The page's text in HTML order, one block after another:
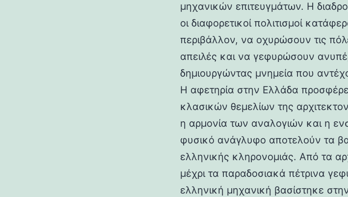
μηχανικών επιτευγμάτων. Η
οι διαφορετικοί πολιτισμοί
περιβάλλον, να οχυρώσουν τις
απειλές και να γεφυρώσουν
δημιουργώντας μνημεία που
Η αφετηρία στην Ελλάδα
κλασικών θεμελίων της
η αρμονία των αναλογιών και η
φυσικό ανάγλυφο αποτελούν τα
ελληνικής κληρονομιάς. Από τα
μέχρι τα παραδοσιακά πέτρινα
ελληνική μηχανική βασίστηκε